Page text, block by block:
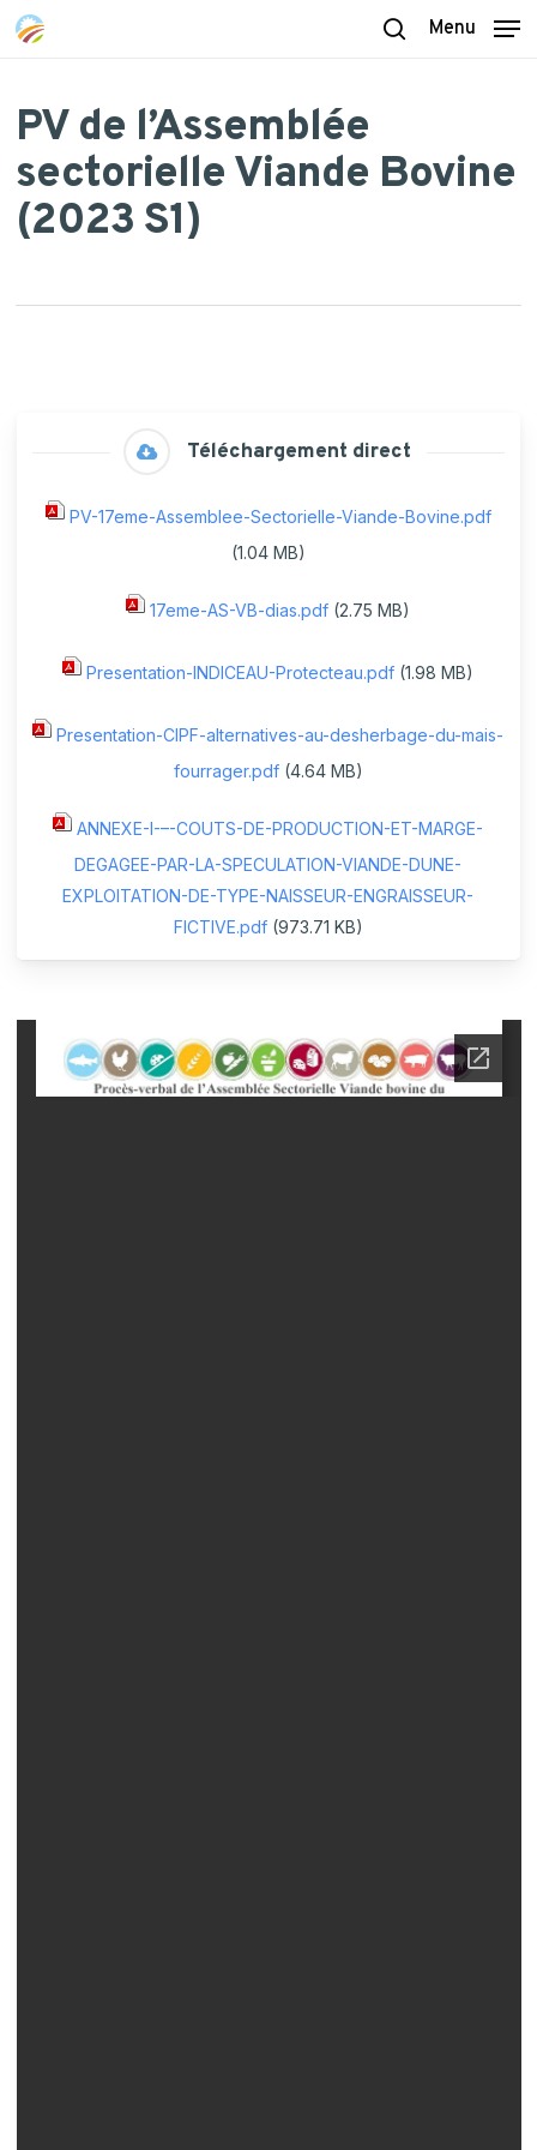
Skip
content
Menu
PV de l’Assemblée
sectorielle Viande Bovine
(2023 S1)
Téléchargement direct
PV-17eme-Assemblee-Sectorielle-Viande-Bovine.pdf
(1.04 MB)
17eme-AS-VB-dias.pdf (2.75 MB)
Presentation-INDICEAU-Protecteau.pdf (1.98 MB)
Presentation-CIPF-alternatives-au-desherbage-du-mais-
fourrager.pdf(4.64 MB)
ANNEXE-I-–-COUTS-DE-PRODUCTION-ET-MARGE-
DEGAGEE-PAR-LA-SPECULATION-VIANDE-DUNE-
EXPLOITATION-DE-TYPE-NAISSEUR-ENGRAISSEUR-
FICTIVE.pdf(973.71 KB)